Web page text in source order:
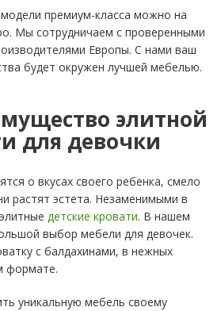
премиум-класса можно на
Мы сотрудничаем с проверенными
Европы. С нами ваш
будет окружен лучшей мебелью.
элитной
для девочки
о вкусах своего ребенка, смело
растят эстета. Незаменимыми в
детские кровати. В нашем
выбор мебели для девочек.
с балдахинами, в нежных
формате.
уникальную мебель своему